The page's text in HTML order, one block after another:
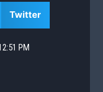
Twitter
PM